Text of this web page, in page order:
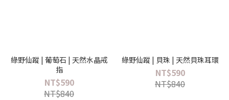
綠野仙蹤 | 葡萄石 | 天然水晶戒
指
NT$590
NT$840
綠野仙蹤 | 貝珠 | 天然貝珠耳環
NT$590
NT$840